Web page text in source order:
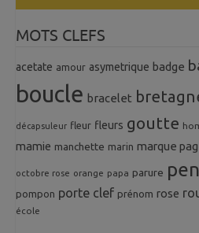
MOTS CLEFS
acetate amour asymetrique badge
boucle bracelet
décapsuleur fleur fleurs goutte
mamie manchette marin marque
octobre rose orange papa parure
pompon porte clef prénom rose
école